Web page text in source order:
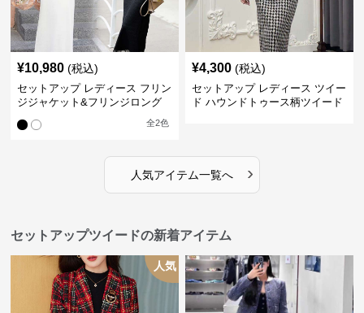
¥10,980 (税込)
セットアップ レディース フリン
ジジャケット&フリンジロング
スカートツイードセットアップ
全2色
¥4,300 (税込)
セットアップ レディース ツイー
ド ハウンドトゥース柄ツイード
人気アイテム一覧へ ›
セットアップツイードの新着アイテム
人気